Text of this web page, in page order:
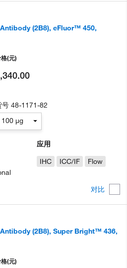
(2B8), eFluor™ 450,
对比
应用
IHC
ICC/IF Flow
(元)
号48-1171-82
100 µg
(2B8), Super Bright™ 436,
(元)